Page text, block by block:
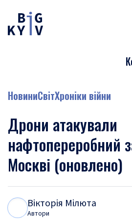
НовиниСвітХроніки війни
Дрони атакували
нафтопереробний
Москві (оновлено)
Вікторія Мілюта
Автори